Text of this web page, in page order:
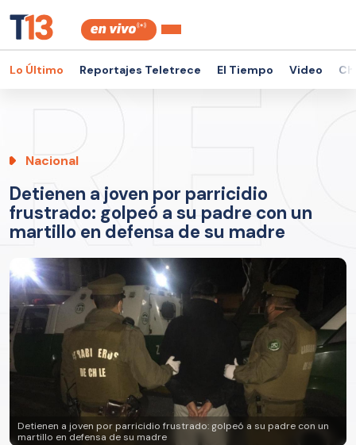
Lo Último Reportajes Teletrece El Tiempo Video
Nacional
Detienen a joven por parricidio
frustrado: golpeó a su padre con un
martillo en defensa de su madre
Detienen a joven por parricidio frustrado: golpeó a su padre con un
martillo en defensa de su madre